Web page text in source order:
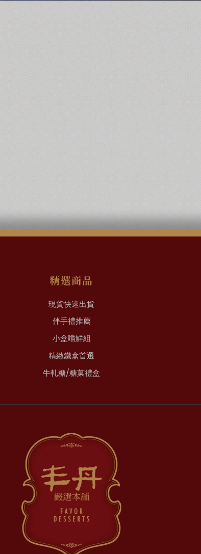
精選商品
現貨快速出貨
伴手禮推薦
小盒嚐鮮組
精緻鐵盒首選
牛軋糖/糖菓禮盒